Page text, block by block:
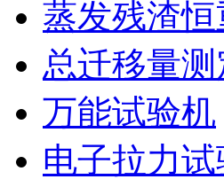
蒸发残渣恒
总迁移量测
万能试验机
电子拉力